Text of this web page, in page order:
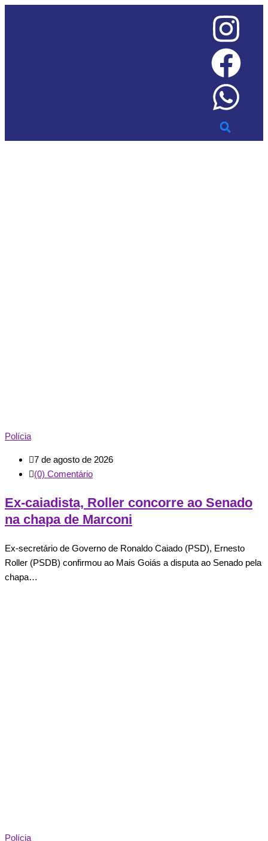
Polícia
7 de agosto de 2026
(0) Comentário
Ex-caiadista, Roller concorre ao Senado
na chapa de Marconi
Ex-secretário de Governo de Ronaldo Caiado (PSD), Ernesto
Roller (PSDB) confirmou ao Mais Goiás a disputa ao Senado pela
chapa…
Polícia